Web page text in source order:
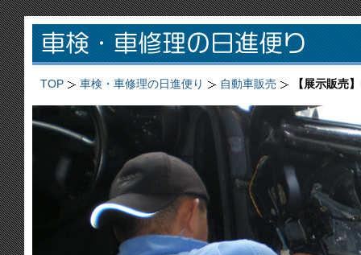
TOP 車検・車修理の日進便り 自動車販売 【展示販売